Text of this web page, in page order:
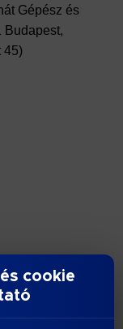
Gépész és
Budapest,
45)
cookie